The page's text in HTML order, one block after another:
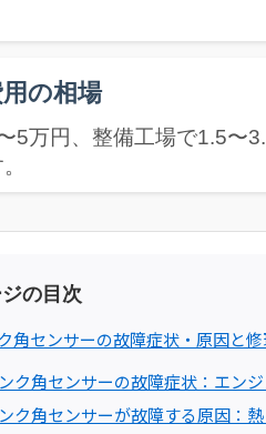
の相場
5万円、整備工場で1.5〜
の目次
角センサーの故障症状・原因と
ク角センサーの故障症状：エン
ク角センサーが故障する原因：